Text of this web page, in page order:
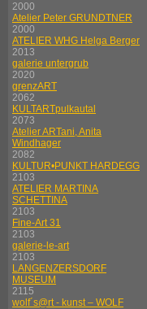
2000
Atelier Peter GRUNDTNER
2000
ATELIER WHG Helga Berger
2013
galerie untergrub
2020
grenzART
2062
KULTARTpulkautal
2073
Atelier ARTani, Anita
Windhager
2082
KULTUR•PUNKT HARDEGG
2103
ATELIER MARTINA
SCHETTINA
2103
Fine-Art 31
2103
galerie-le-art
2103
LANGENZERSDORF
MUSEUM
2115
wolf´s@rt - kunst – WOLF